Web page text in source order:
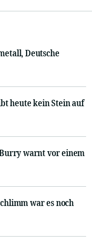
Deutsche
heute kein Stein auf
warnt vor einem
war es noch